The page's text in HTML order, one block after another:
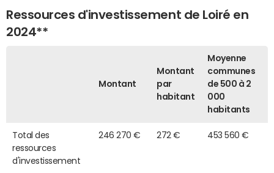
Ressources d'investissement de Loiré en
2024**
Montant
Montant
par
habitant
Moyenne
communes
de 500 à 2
000
habitants
Total des
ressources
d'investissement
246 270 € 272 € 453 560 €